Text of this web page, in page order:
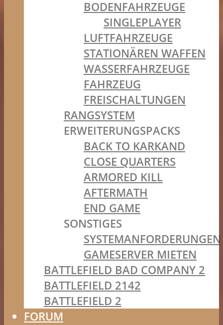
BODENFAHRZEUGE
SINGLEPLAYER
LUFTFAHRZEUGE
STATIONÄREN WAFFEN
WASSERFAHRZEUGE
FAHRZEUG
FREISCHALTUNGEN
RANGSYSTEM
ERWEITERUNGSPACKS
BACK TO KARKAND
CLOSE QUARTERS
ARMORED KILL
AFTERMATH
END GAME
SONSTIGES
SYSTEMANFORDERUNGEN
GAMESERVER MIETEN
BATTLEFIELD BAD COMPANY 2
BATTLEFIELD 2142
BATTLEFIELD 2
FORUM